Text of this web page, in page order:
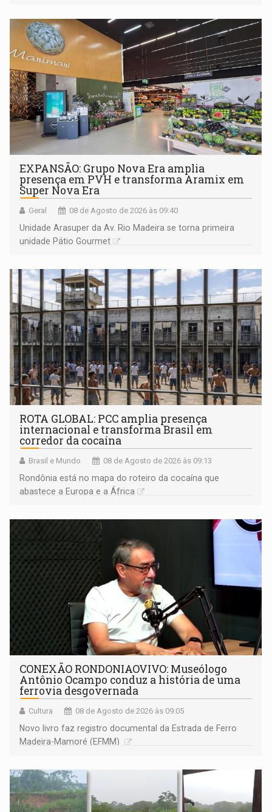
EXPANSÃO: Grupo Nova Era amplia
presença em PVH e transforma Aramix em
Super Nova Era
Geral 08 de Agosto de 2026 às 09:40
Unidade Arasuper da Av. Rio Madeira se torna primeira
unidade Pátio Gourmet
ROTA GLOBAL: PCC amplia presença
internacional e transforma Brasil em
corredor da cocaína
Brasil e Mundo 08 de Agosto de 2026 às 09:13
Rondônia está no mapa do roteiro da cocaína que
abastece a Europa e a África
CONEXÃO RONDONIAOVIVO: Museólogo
Antônio Ocampo conduz a história de uma
ferrovia desgovernada
Cultura 08 de Agosto de 2026 às 09:05
Novo livro faz registro documental da Estrada de Ferro
Madeira-Mamoré (EFMM)